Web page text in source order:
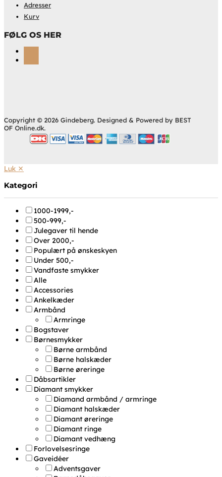
Adresser
Kurv
FØLG OS HER
Copyright © 2026 Gindeberg. Designed & Powered by BEST
OF Online.dk.
Luk ✕
Kategori
1000-1999,-
500-999,-
Julegaver til hende
Over 2000,-
Populært på ønskeskyen
Under 500,-
Vandfaste smykker
Alle
Accessories
Ankelkæder
Armbånd
Armringe
Bogstaver
Børnesmykker
Børne armbånd
Børne halskæder
Børne øreringe
Dåbsartikler
Diamant smykker
Diamand armbånd / armringe
Diamant halskæder
Diamant øreringe
Diamant ringe
Diamant vedhæng
Forlovelsesringe
Gaveidéer
Adventsgaver